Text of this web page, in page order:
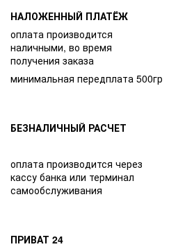
НАЛОЖЕННЫЙ ПЛАТЁЖ
оплата производится
наличными, во время
получения заказа
минимальная передплата 500гр
БЕЗНАЛИЧНЫЙ РАСЧЕТ
оплата производится через
кассу банка или терминал
самообслуживания
ПРИВАТ 24